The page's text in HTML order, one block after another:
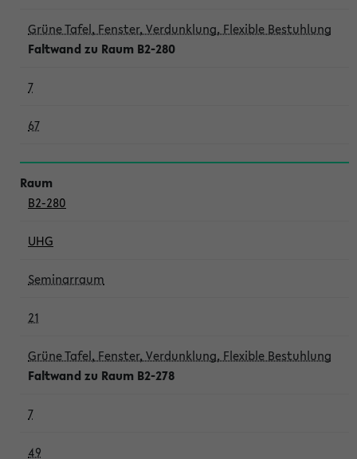
Grüne Tafel, Fenster, Verdunklung, Flexible Bestuhlung
Faltwand zu Raum B2-280
7
67
B2-280
UHG
Seminarraum
21
Grüne Tafel, Fenster, Verdunklung, Flexible Bestuhlung
Faltwand zu Raum B2-278
7
49